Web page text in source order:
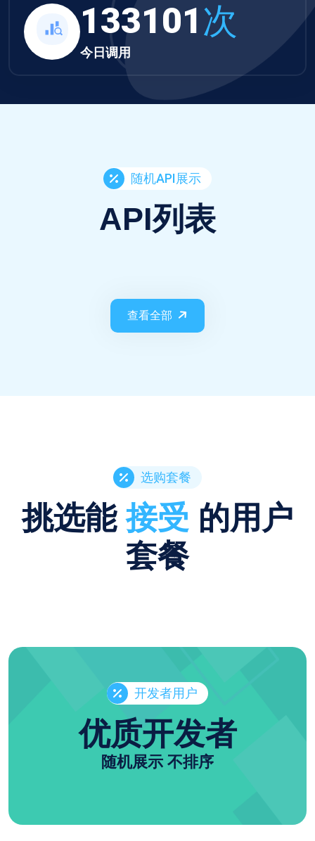
137691次
今日调用
随机API展示
API列表
查看全部
选购套餐
挑选能接受 的用户
套餐
开发者用户
优质开发者
随机展示 不排序